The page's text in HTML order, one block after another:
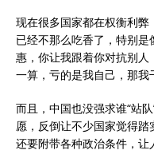
现在很多国家都在权衡利弊
已经不那么吃香了，特别
惠，你让我跟着你对抗别
一算，亏的是我自己，那我
而且，中国也没强求谁“站
愿，反倒让不少国家觉得
还要附带各种政治条件，让